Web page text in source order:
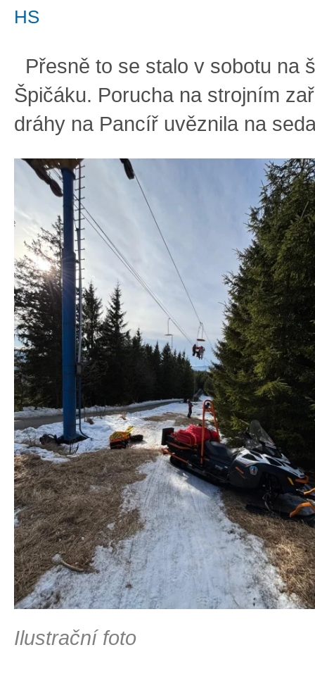
HS
Přesně to se stalo v sobotu na
Špičáku. Porucha na strojním
dráhy na Pancíř uvěznila na
Ilustrační foto